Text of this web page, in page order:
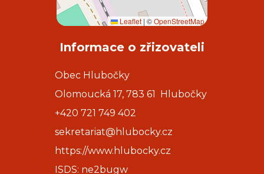
Leaflet | ©OpenStreetMap
Informace o zřizovateli
Obec Hlubočky
Olomoucká 17, 783 61 Hlubočky
+420 721 749 402
sekretariat@hlubocky.cz
https://www.hlubocky.cz
ISDS: ne2bugw